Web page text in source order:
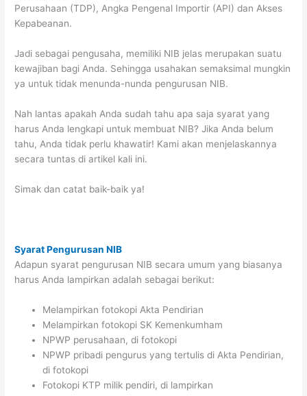
Perusahaan (TDP), Angka Pengenal Importir (API) dan Akses
Kepabeanan.
Jadi sebagai pengusaha, memiliki NIB jelas merupakan suatu
kewajiban bagi Anda. Sehingga usahakan semaksimal mungkin
ya untuk tidak menunda-nunda pengurusan NIB.
Nah lantas apakah Anda sudah tahu apa saja syarat yang
harus Anda lengkapi untuk membuat NIB? Jika Anda belum
tahu, Anda tidak perlu khawatir! Kami akan menjelaskannya
secara tuntas di artikel kali ini.
Simak dan catat baik-baik ya!
Syarat Pengurusan NIB
Adapun syarat pengurusan NIB secara umum yang biasanya
harus Anda lampirkan adalah sebagai berikut:
Melampirkan fotokopi Akta Pendirian
Melampirkan fotokopi SK Kemenkumham
NPWP perusahaan, di fotokopi
NPWP pribadi pengurus yang tertulis di Akta Pendirian,
di fotokopi
Fotokopi KTP milik pendiri, di lampirkan